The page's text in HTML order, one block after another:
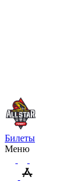
Билеты
Меню